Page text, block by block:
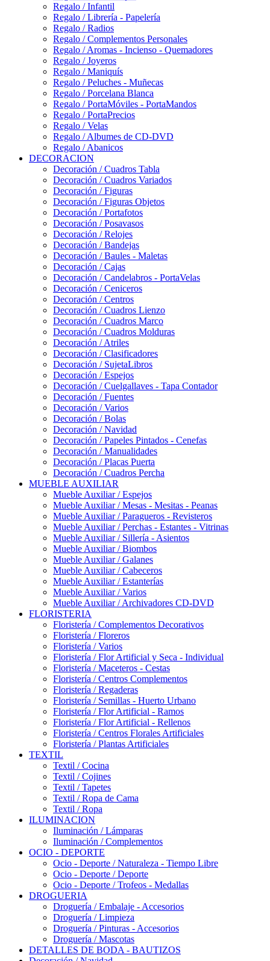
Regalo / Infantil
Regalo / Librería - Papelería
Regalo / Radios
Regalo / Complementos Personales
Regalo / Aromas - Incienso - Quemadores
Regalo / Joyeros
Regalo / Maniquís
Regalo / Peluches - Muñecas
Regalo / Porcelana Blanca
Regalo / PortaMóviles - PortaMandos
Regalo / PortaPrecios
Regalo / Velas
Regalo / Albumes de CD-DVD
Regalo / Abanicos
DECORACION
Decoración / Cuadros Tabla
Decoración / Cuadros Variados
Decoración / Figuras
Decoración / Figuras Objetos
Decoración / Portafotos
Decoración / Posavasos
Decoración / Relojes
Decoración / Bandejas
Decoración / Baules - Maletas
Decoración / Cajas
Decoración / Candelabros - PortaVelas
Decoración / Ceniceros
Decoración / Centros
Decoración / Cuadros Lienzo
Decoración / Cuadros Marco
Decoración / Cuadros Molduras
Decoración / Atriles
Decoración / Clasificadores
Decoración / SujetaLibros
Decoración / Espejos
Decoración / Cuelgallaves - Tapa Contador
Decoración / Fuentes
Decoración / Varios
Decoración / Bolas
Decoración / Navidad
Decoración / Papeles Pintados - Cenefas
Decoración / Manualidades
Decoración / Placas Puerta
Decoración / Cuadros Percha
MUEBLE AUXILIAR
Mueble Auxiliar / Espejos
Mueble Auxiliar / Mesas - Mesitas - Peanas
Mueble Auxiliar / Paragueros - Revisteros
Mueble Auxiliar / Perchas - Estantes - Vitrinas
Mueble Auxiliar / Sillería - Asientos
Mueble Auxiliar / Biombos
Mueble Auxiliar / Galanes
Mueble Auxiliar / Cabeceros
Mueble Auxiliar / Estanterías
Mueble Auxiliar / Varios
Mueble Auxiliar / Archivadores CD-DVD
FLORISTERIA
Floristería / Complementos Decorativos
Floristería / Floreros
Floristería / Varios
Floristería / Flor Artificial y Seca - Individual
Floristería / Maceteros - Cestas
Floristería / Centros Complementos
Floristería / Regaderas
Floristería / Semillas - Huerto Urbano
Floristería / Flor Artificial - Ramos
Floristería / Flor Artificial - Rellenos
Floristería / Centros Florales Artificiales
Floristería / Plantas Artificiales
TEXTIL
Textil / Cocina
Textil / Cojines
Textil / Tapetes
Textil / Ropa de Cama
Textil / Ropa
ILUMINACION
Iluminación / Lámparas
Iluminación / Complementos
OCIO - DEPORTE
Ocio - Deporte / Naturaleza - Tiempo Libre
Ocio - Deporte / Deporte
Ocio - Deporte / Trofeos - Medallas
DROGUERIA
Droguería / Embalaje - Accesorios
Droguería / Limpieza
Droguería / Pinturas - Accesorios
Droguería / Mascotas
DETALLES DE BODA - BAUTIZOS